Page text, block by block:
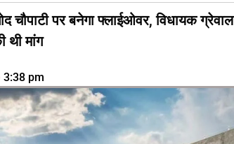
चौपाटी पर बनेगा फ्लाईओवर, विधायक ग्रेवाल
थी मांग
3:38 pm